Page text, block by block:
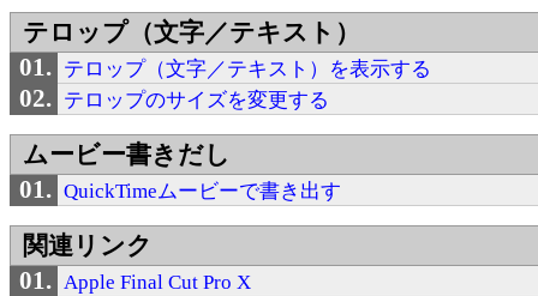
テロップ（文字／テキスト）
テロップ（文字／テキスト）を表示する
テロップのサイズを変更する
ムービー書きだし
QuickTimeムービーで書き出す
関連リンク
Apple Final Cut Pro X